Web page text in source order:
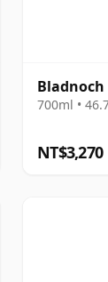
Bladnoch
700ml •
NT$3,270